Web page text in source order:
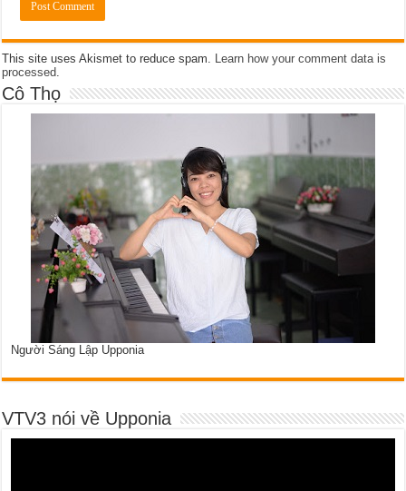
This site uses Akismet to reduce spam.
Learn how your comment data is
processed
Cô Thọ
Người Sáng Lập Upponia
VTV3 nói về Upponia